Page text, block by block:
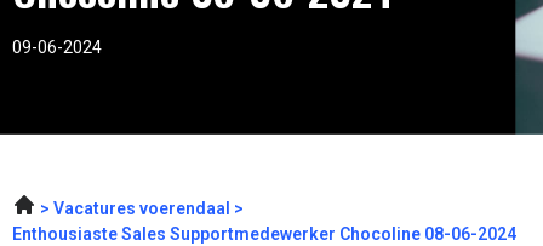
09-06-2024
Vacatures voerendaal
Enthousiaste Sales Supportmedewerker Chocoline 08-06-2024